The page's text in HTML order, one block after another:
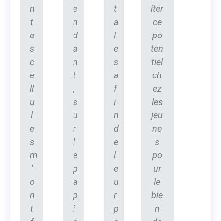
n
t
e
s
c
e
ll
u
l
e
s
m
'
o
n
t
e
n
d
a
n
t
,
s
u
r
l
e
p
a
p
i
t
a
l
e
s
a
f
i
n
d
e
l
e
u
r
p
iter
ce
po
ten
tiel
ch
ez
les
jeu
ne
s
po
ur
le
bie
n